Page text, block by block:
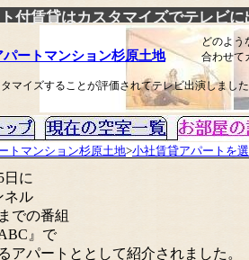
付賃貸はカスタマイズでテレビに
ートマンション杉原土地
マイズすることが評価されてテレビ出演しました
どのよう
合わせて
日に
ネル
での番組
』で
アパートととして紹介されました。
トマンション杉原土地>小社賃貸アパートを